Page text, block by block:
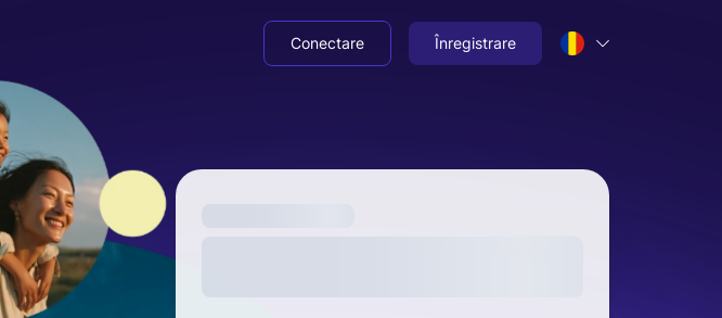
Conectare Înregistrare